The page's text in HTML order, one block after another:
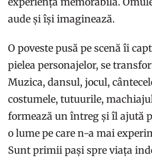
aude și își imaginează.
O poveste pusă pe scenă îi
pielea personajelor, se
Muzica, dansul, jocul,
costumele, tutuurile,
formează un întreg și îl ajută
o lume pe care n-a mai
Sunt primii pași spre viața